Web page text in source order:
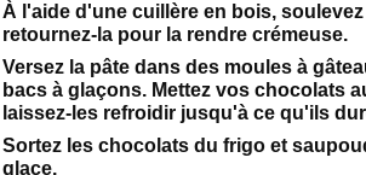
À l'aide d'une cuillère en bois, soulevez
retournez-la pour la rendre crémeuse.
Versez la pâte dans des moules à
bacs à glaçons. Mettez vos chocolats
laissez-les refroidir jusqu'à ce qu'ils
Sortez les chocolats du frigo et
glace.